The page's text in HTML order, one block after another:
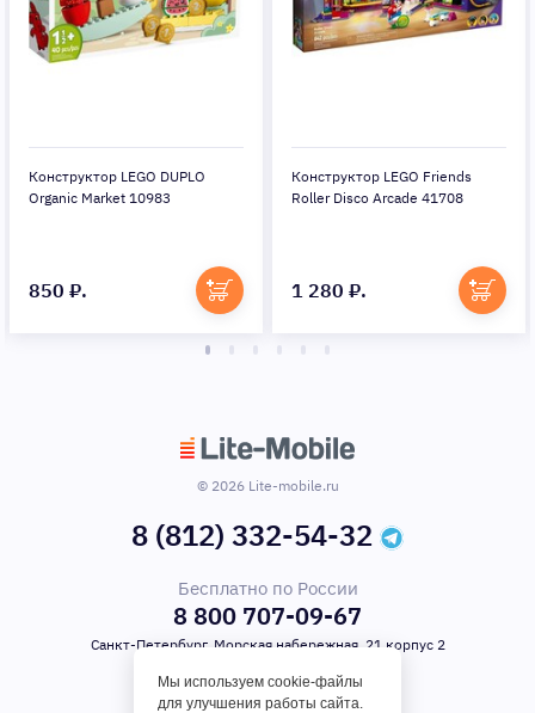
Конструктор LEGO Friends
Roller Disco Arcade 41708
1 280 ₽.
Конструктор LEGO DUPLO
Organic Market 10983
890 ₽.
© 2026 Lite-mobile.ru
8 (812) 332-54-32
Бесплатно по России
8 800 707-09-67
Санкт-Петербург, Морская набережная, 21 корпус 2
Мы используем cookie-файлы
для улучшения работы сайта.